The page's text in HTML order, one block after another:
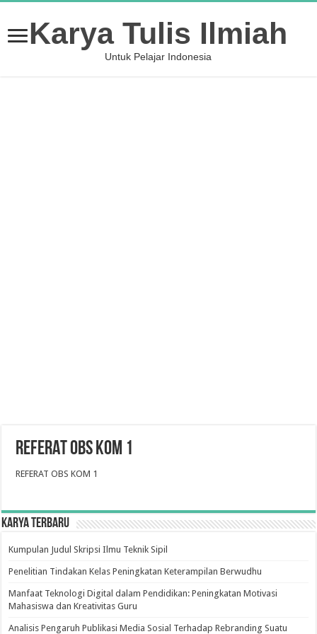
Karya Tulis Ilmiah
Untuk Pelajar Indonesia
REFERAT OBS KOM 1
REFERAT OBS KOM 1
Karya Terbaru
Kumpulan Judul Skripsi Ilmu Teknik Sipil
Penelitian Tindakan Kelas Peningkatan Keterampilan Berwudhu
Manfaat Teknologi Digital dalam Pendidikan: Peningkatan Motivasi
Mahasiswa dan Kreativitas Guru
Analisis Pengaruh Publikasi Media Sosial Terhadap Rebranding Suatu